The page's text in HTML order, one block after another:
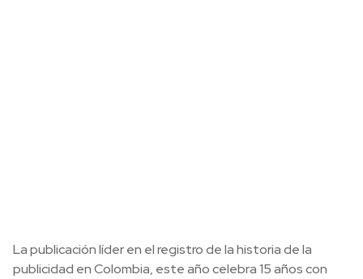
La publicación líder en el registro de la historia de la
publicidad en Colombia, este año celebra 15 años con